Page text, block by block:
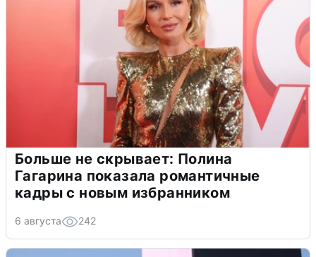
Больше не скрывает: Полина
Гагарина показала романтичные
кадры с новым избранником
6 августа 242